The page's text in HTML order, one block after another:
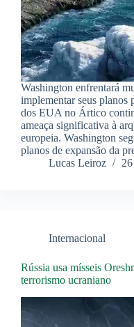
Washington enfrentará
implementar seus planos
dos EUA no Ártico
ameaça significativa à
europeia. Washington
planos de expansão da
Lucas Leiroz
Internacional
Rússia usa mísseis
terrorismo ucraniano